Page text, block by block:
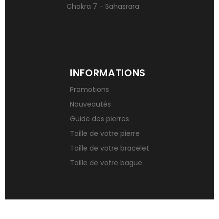
Chakra 7 - Sahasrara
INFORMATIONS
Promotions
Nouveautés
Guide des pierres
Taille de votre pierre
Taille de votre bracelet
Taille de votre bague